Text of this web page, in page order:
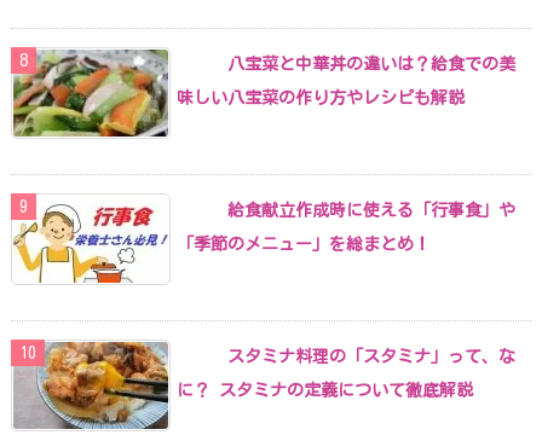
八宝菜と中華丼の違いは？給食での美
味しい八宝菜の作り方やレシピも解説
給食献立作成時に使える「行事食」や
「季節のメニュー」を総まとめ！
スタミナ料理の「スタミナ」って、な
に？ スタミナの定義について徹底解説